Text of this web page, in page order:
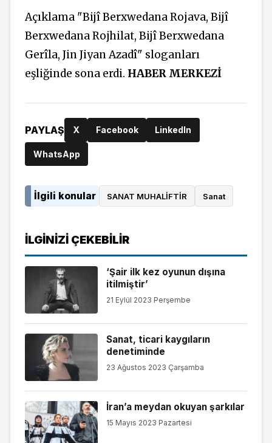
Açıklama "Bijî Berxwedana Rojava, Bijî
Berxwedana Rojhilat, Bijî Berxwedana
Gerîla, Jin Jiyan Azadî" sloganları
eşliğinde sona erdi. HABER MERKEZİ
PAYLAŞ X Facebook LinkedIn
WhatsApp
İlgili konular SANAT MUHALİFTİR Sanat
İLGINIZI ÇEKEBILIR
‘Şair ilk kez oyunun dışına
itilmiştir’
21 Eylül 2023 Perşembe
Sanat, ticari kaygıların
denetiminde
23 Ağustos 2023 Çarşamba
İran’a meydan okuyan şarkılar
15 Mayıs 2023 Pazartesi